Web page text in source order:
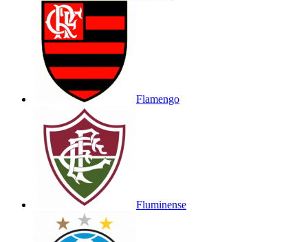
Flamengo
Fluminense